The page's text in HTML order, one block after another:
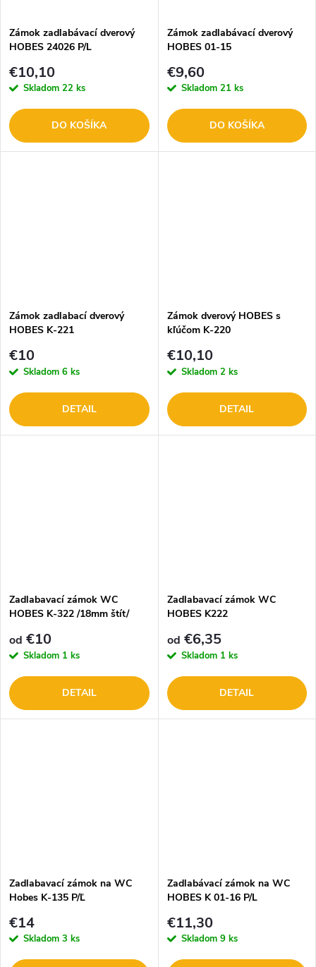
Zámok zadlabávací dverový
HOBES 24026 P/L
€10,10
Skladom 22 ks
DO KOŠÍKA
Zámok zadlabávací dverový
HOBES 01-15
€9,60
Skladom 21 ks
DO KOŠÍKA
Zámok zadlabací dverový
HOBES K-221
€10
Skladom 6 ks
DETAIL
Zámok dverový HOBES s
kľúčom K-220
€10,10
Skladom 2 ks
DETAIL
Zadlabavací zámok WC
HOBES K-322 /18mm štít/
od €10
Skladom 1 ks
DETAIL
Zadlabavací zámok WC
HOBES K222
od €6,35
Skladom 1 ks
DETAIL
Zadlabavací zámok na WC
Hobes K-135 P/Ľ
€14
Skladom 3 ks
Zadlabávací zámok na WC
HOBES K 01-16 P/L
€11,30
Skladom 9 ks